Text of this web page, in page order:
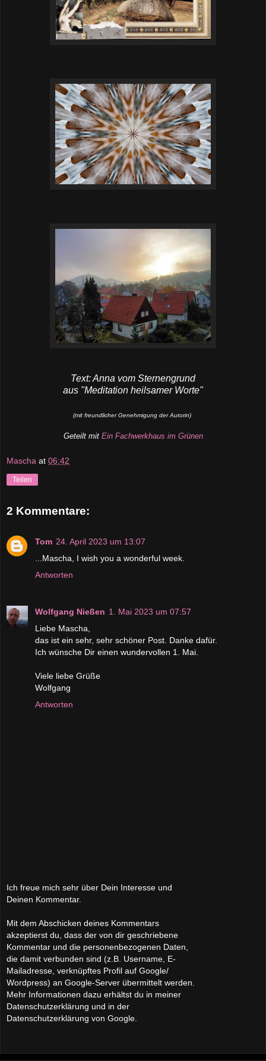
Text: Anna vom Sternengrund
aus "Meditation heilsamer Worte"
(mit freundlicher Genehmigung der Autorin)
Geteilt mit Ein Fachwerkhaus im Grünen
Mascha at 06:42
Teilen
2 Kommentare:
Tom 24. April 2023 um 13:07
...Mascha, I wish you a wonderful week.
Antworten
Wolfgang Nießen 1. Mai 2023 um 07:57
Liebe Mascha,
das ist ein sehr, sehr schöner Post. Danke dafür.
Ich wünsche Dir einen wundervollen 1. Mai.
Viele liebe Grüße
Wolfgang
Antworten
Ich freue mich sehr über Dein Interesse und
Deinen Kommentar.
Mit dem Abschicken deines Kommentars
akzeptierst du, dass der von dir geschriebene
Kommentar und die personenbezogenen Daten,
die damit verbunden sind (z.B. Username, E-
Mailadresse, verknüpftes Profil auf Google/
Wordpress) an Google-Server übermittelt werden.
Mehr Informationen dazu erhältst du in meiner
Datenschutzerklärung und in der
Datenschutzerklärung von Google.